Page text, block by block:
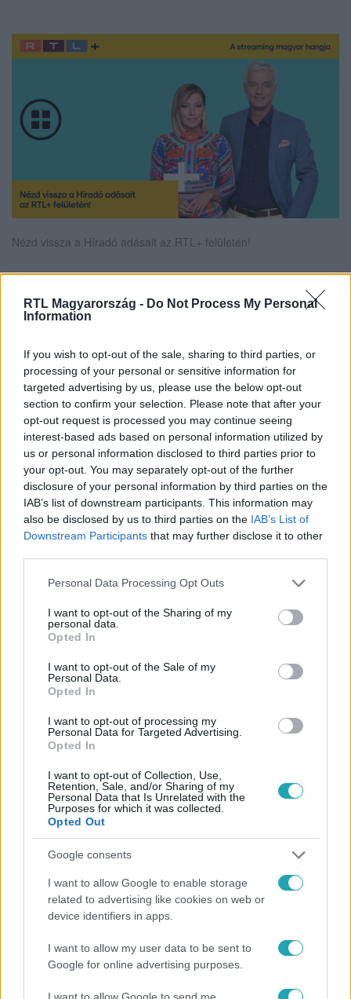
RTL Magyarország - Do Not Process My Personal
Information
If you wish to opt-out of the sale, sharing to third parties, or
processing of your personal or sensitive information for
targeted advertising by us, please use the below opt-out
section to confirm your selection. Please note that after your
opt-out request is processed you may continue seeing
interest-based ads based on personal information utilized by
us or personal information disclosed to third parties prior to
your opt-out. You may separately opt-out of the further
disclosure of your personal information by third parties on the
IAB’s list of downstream participants. This information may
also be disclosed by us to third parties on the IAB’s List of
Downstream Participants that may further disclose it to other
Please note that this website/app uses one or more Google
not limited to your visit or usage behaviour. You may click to
grant or deny consent to Google and its third-party tags to
use your data for below specified purposes in below Google
consent section.
Personal Data Processing Opt Outs
I want to opt-out of the Sharing of my
personal data.
Opted In
I want to opt-out of the Sale of my
Personal Data.
Opted In
I want to opt-out of processing my
Personal Data for Targeted Advertising.
Opted In
I want to opt-out of Collection, Use,
Retention, Sale, and/or Sharing of my
Personal Data that Is Unrelated with the
Purposes for which it was collected.
Opted Out
Google consents
I want to allow Google to enable storage
related to advertising like cookies on web or
device identifiers in apps.
I want to allow my user data to be sent to
Google for online advertising purposes.
I want to allow Google to send me
Nézd vissza a Híradó adásait az RTL+ felületén!
Itt állítsd be, hogy az RTL.hu az elsők között
legyen a Google-találatokban!
Kövess minket, és értesülj a friss hírekről a
Követem
HÍRADÓ #
IDŐJÁRÁS #PUSZTÍTÁS #SÁRLAVINA ÚTZÁR
SZOB # NAGYMAROS
Népszerű